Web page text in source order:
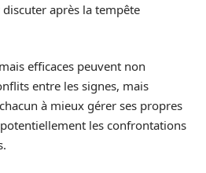
après la tempête
efficaces peuvent non
entre les signes, mais
à mieux gérer ses propres
les confrontations